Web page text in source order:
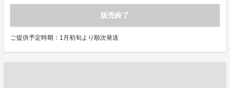
販売終了
ご提供予定時期：1月初旬より順次発送